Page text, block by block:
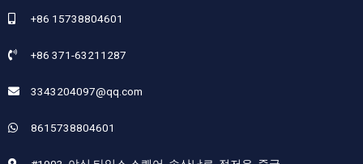
+86 15738804601
+86 371-63211287
3343204097@qq.com
8615738804601